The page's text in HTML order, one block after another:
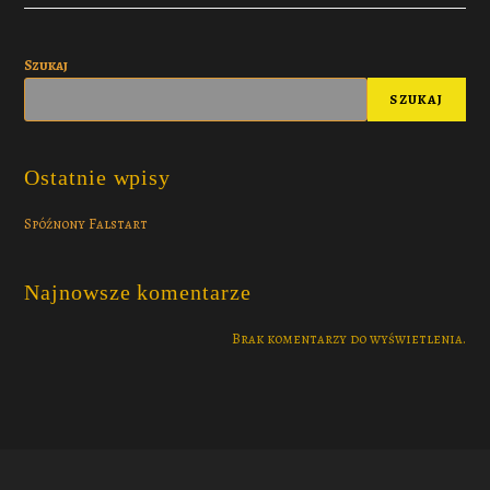
Szukaj
SZUKAJ
Ostatnie wpisy
Spóźnony Falstart
Najnowsze komentarze
Brak komentarzy do wyświetlenia.